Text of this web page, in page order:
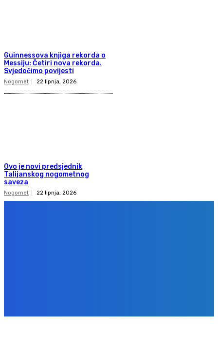
Guinnessova knjiga rekorda o
Messiju: Četiri nova rekorda.
Svjedočimo povijesti
Nogomet 22 lipnja, 2026
Ovo je novi predsjednik
Talijanskog nogometnog
saveza
Nogomet 22 lipnja, 2026